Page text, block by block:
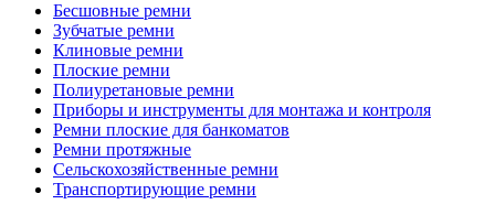
Бесшовные ремни
Зубчатые ремни
Клиновые ремни
Плоские ремни
Полиуретановые ремни
Приборы и инструменты для монтажа и контроля
Ремни плоские для банкоматов
Ремни протяжные
Сельскохозяйственные ремни
Транспортирующие ремни